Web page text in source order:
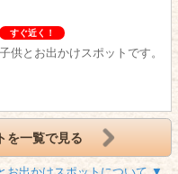
すぐ近く！
供とお出かけスポットです。
を一覧で見る